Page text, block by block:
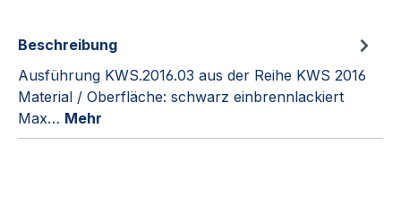
Beschreibung
Ausführung KWS.2016.03 aus der Reihe KWS 2016
Material / Oberfläche: schwarz einbrennlackiert
Max… Mehr